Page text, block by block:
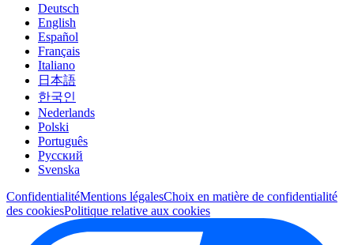
Deutsch
English
Español
Français
Italiano
日本語
한국인
Nederlands
Polski
Português
Pусский
Svenska
ConfidentialitéMentions légalesChoix en matière de confidentialité
des cookiesPolitique relative aux cookies